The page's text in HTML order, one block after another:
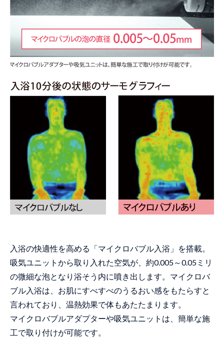
入浴の快適性を高める「マイクロバブル入浴」を搭載。
吸気ユニットから取り入れた空気が、約0.005～0.05ミリ
の微細な泡となり浴そう内に噴き出します。マイクロバ
ブル入浴は、お肌にすべすべのうるおい感をもたらすと
言われており、温熱効果で体もあたたまります。
マイクロバブルアダプターや吸気ユニットは、簡単な施
工で取り付けが可能です。